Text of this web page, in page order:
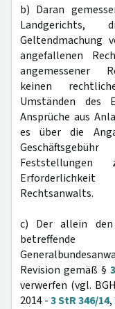
b) Daran
Landgerichts,
Geltendmachung
angefallenen
angemessener
keinen
Umständen des
Ansprüche aus
es über die
Feststellungen
Rechtsanwalts.
c) Der allein den
betreffende
Revision gemäß §
verwerfen (vgl.
2014 -3 StR 346/14,